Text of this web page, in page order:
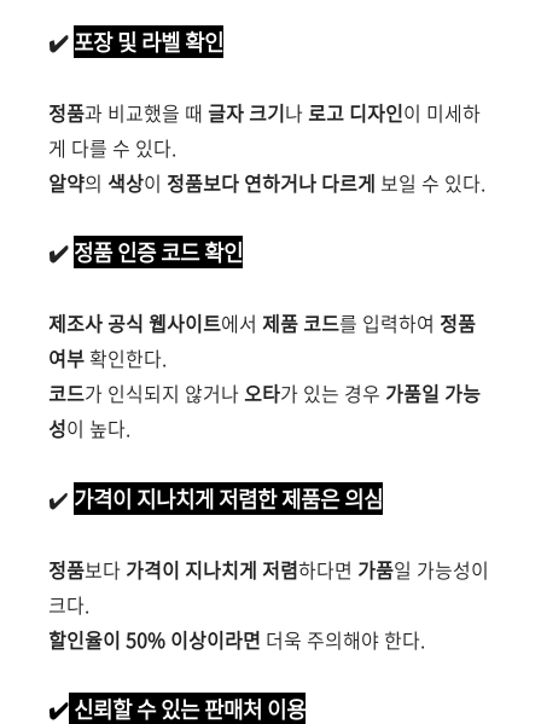
✔️포장 및 라벨 확인
정품과 비교했을 때 글자 크기나로고 디자인이 미세하
게 다를 수 있다.
알약의 색상이 정품보다 연하거나 다르게 보일 수 있다.
✔️정품 인증 코드 확인
제조사 공식 웹사이트에서 제품 코드를 입력하여 정품
여부 확인한다.
코드가 인식되지 않거나오타가 있는 경우 가품일 가능
성이 높다.
✔️ 가격이 지나치게 저렴한 제품은 의심
정품보다 가격이 지나치게 저렴하다면 가품일 가능성이
크다.
할인율이 50% 이상이라면 더욱 주의해야 한다.
✔️신뢰할 수 있는 판매처 이용